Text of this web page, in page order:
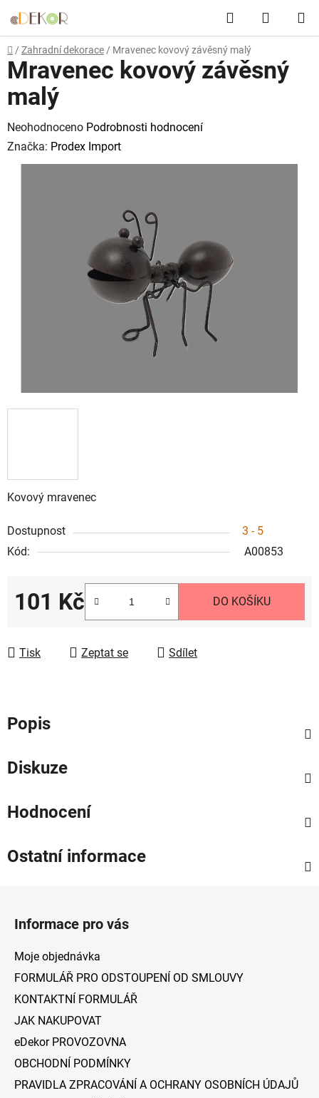
na
obsah
Hledat
KOŠÍK
Domů
/ Zahradní dekorace / Mravenec kovový závěsný malý
Kovový mravenec
Dostupnost
3 - 5
Kód:
A00853
101 Kč DO KOŠÍKU
Tisk Zeptat se Sdílet
Mravenec kovový závěsný
malý
Průměrné
hodnocení
produktu
Neohodnoceno Podrobnosti hodnocení
Značka: Prodex Import
Popis
Diskuze
Hodnocení
Ostatní informace
Informace pro vás
Moje objednávka
FORMULÁŘ PRO ODSTOUPENÍ OD SMLOUVY
KONTAKTNÍ FORMULÁŘ
JAK NAKUPOVAT
eDekor PROVOZOVNA
OBCHODNÍ PODMÍNKY
PRAVIDLA ZPRACOVÁNÍ A OCHRANY OSOBNÍCH ÚDAJŮ